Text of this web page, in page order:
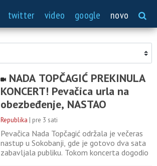
twitter video google novo
NADA TOPČAGIĆ PREKINULA
KONCERT! Pevačica urla na
obezbeđenje, NASTAO
STAMPEDO U MASI!
Republika | pre 3 sati
Pevačica Nada Topčagić održala je večeras
nastup u Sokobanji, gde je gotovo dva sata
zabavljala publiku. Tokom koncerta dogodio